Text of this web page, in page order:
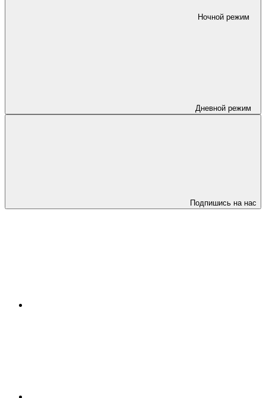
Ночной режим
Дневной режим
Подпишись на нас